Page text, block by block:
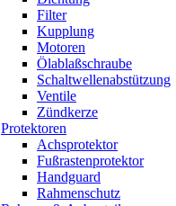
Filter
Kupplung
Motoren
Ölablaßschraube
Schaltwellenabstützung
Ventile
Zündkerze
Protektoren
Achsprotektor
Fußrastenprotektor
Handguard
Rahmenschutz